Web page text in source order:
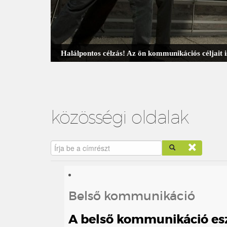
Halálpontos célzás! Az ön kommunikációs céljait
közösségi oldalak
Írja be a címrészt
Belső kommunikáció
A belső kommunikáció